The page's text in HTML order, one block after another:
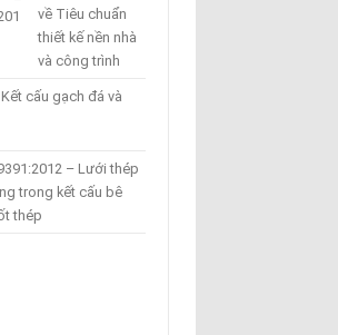
về Tiêu chuẩn
thiết kế nền nhà
và công trình
cấu gạch đá và
– Lưới thép
trong kết cấu bê
thép